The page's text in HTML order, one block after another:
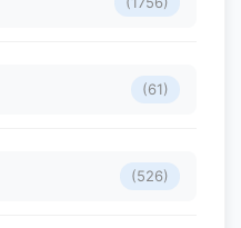
(61)
(526)